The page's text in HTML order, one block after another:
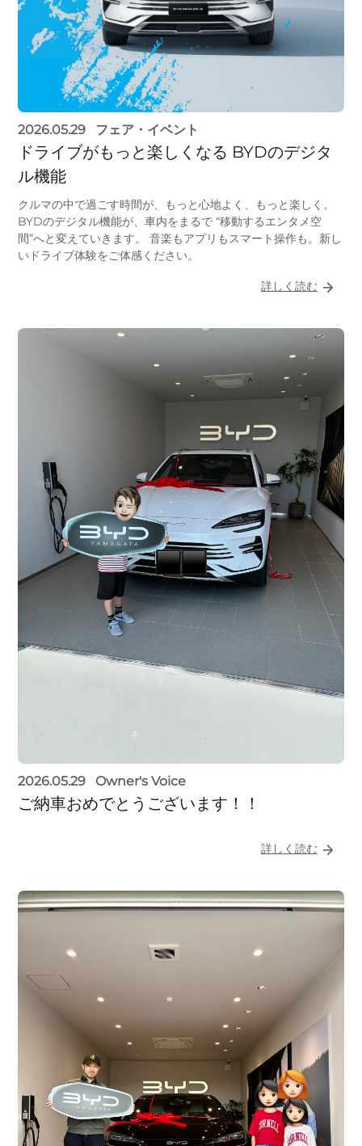
2026.05.29 フェア・イベント
ドライブがもっと楽しくなる BYDのデジタ
ル機能
クルマの中で過ごす時間が、もっと心地よく、もっと楽しく。
BYDのデジタル機能が、車内をまるで “移動するエンタメ空
間”へと変えていきます。 音楽もアプリもスマート操作も。新し
いドライブ体験をご体感ください。
詳しく読む
2026.05.29 Owner's Voice
ご納車おめでとうございます！！
詳しく読む